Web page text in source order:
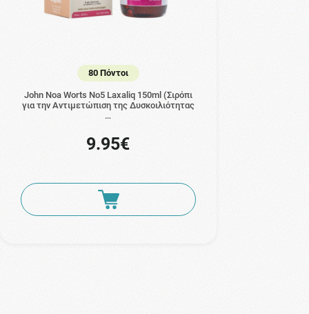
80 Πόντοι
John Noa Worts No5 Laxaliq 150ml (Σιρόπι
για την Αντιμετώπιση της Δυσκοιλιότητας
…
9.95€